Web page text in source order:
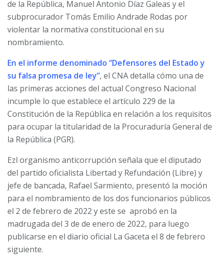
de la República, Manuel Antonio Díaz Galeas y el
subprocurador Tomás Emilio Andrade Rodas por
violentar la normativa constitucional en su
nombramiento.
En el informe denominado “Defensores del Estado y
su falsa promesa de ley”, el CNA detalla cómo una de
las primeras acciones del actual Congreso Nacional
incumple lo que establece el artículo 229 de la
Constitución de la República en relación a los requisitos
para ocupar la titularidad de la Procuraduría General de
la República (PGR).
Ezl organismo anticorrupción señala que el diputado
del partido oficialista Libertad y Refundación (Libre) y
jefe de bancada, Rafael Sarmiento, presentó la moción
para el nombramiento de los dos funcionarios públicos
el 2 de febrero de 2022 y este se aprobó en la
madrugada del 3 de de enero de 2022, para luego
publicarse en el diario oficial La Gaceta el 8 de febrero
siguiente.